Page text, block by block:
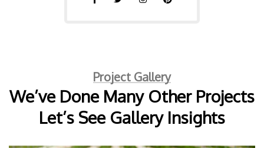
Project Gallery
We’ve Done Many Other Projects
Let’s See Gallery Insights